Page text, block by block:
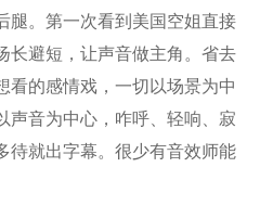
腿。第一次看到美国空姐直接
长避短，让声音做主角。省去
看的感情戏，一切以场景为中
声音为中心，咋呼、轻响、寂
待就出字幕。很少有音效师能